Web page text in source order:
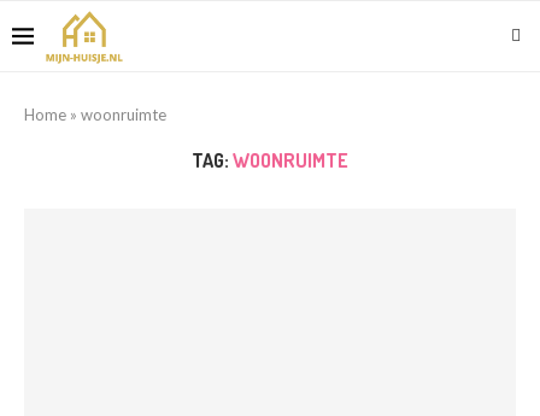
Home » woonruimte
TAG: WOONRUIMTE